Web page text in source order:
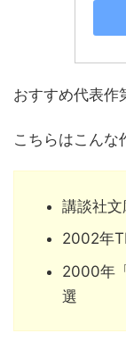
おすすめ代表作
こちらはこんな
講談社
2002年
2000年
選